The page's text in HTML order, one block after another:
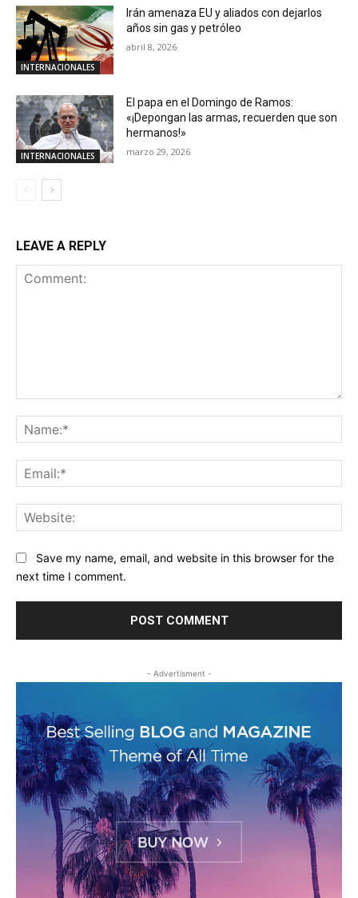
INTERNACIONALES
Irán amenaza EU y aliados con dejarlos
años sin gas y petróleo
abril 8, 2026
INTERNACIONALES
El papa en el Domingo de Ramos:
«¡Depongan las armas, recuerden que son
hermanos!»
marzo 29, 2026
LEAVE A REPLY
Save my name, email, and website in this browser for the
next time I comment.
- Advertisment -